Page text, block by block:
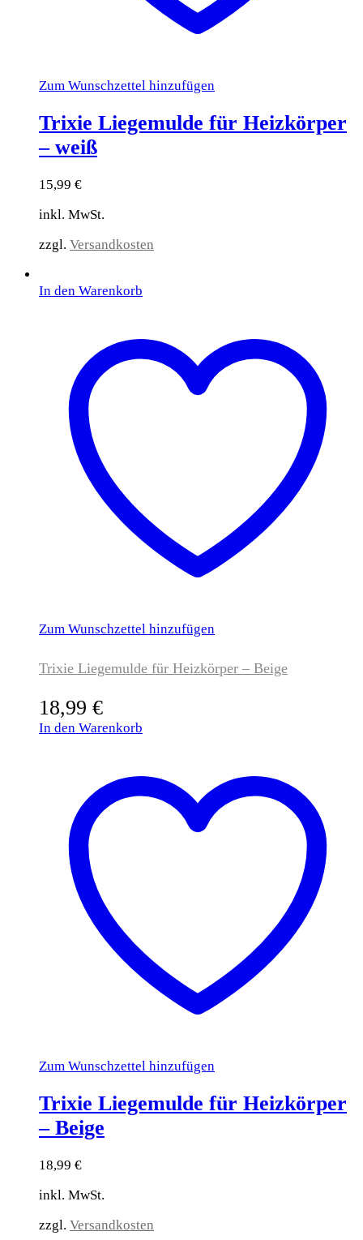
Zum Wunschzettel hinzufügen
Trixie Liegemulde für Heizkörper
– weiß
15,99 €
inkl. MwSt.
zzgl. Versandkosten
In den Warenkorb
Zum Wunschzettel hinzufügen
Trixie Liegemulde für Heizkörper – Beige
18,99 €
In den Warenkorb
Zum Wunschzettel hinzufügen
Trixie Liegemulde für Heizkörper
– Beige
18,99 €
inkl. MwSt.
zzgl. Versandkosten